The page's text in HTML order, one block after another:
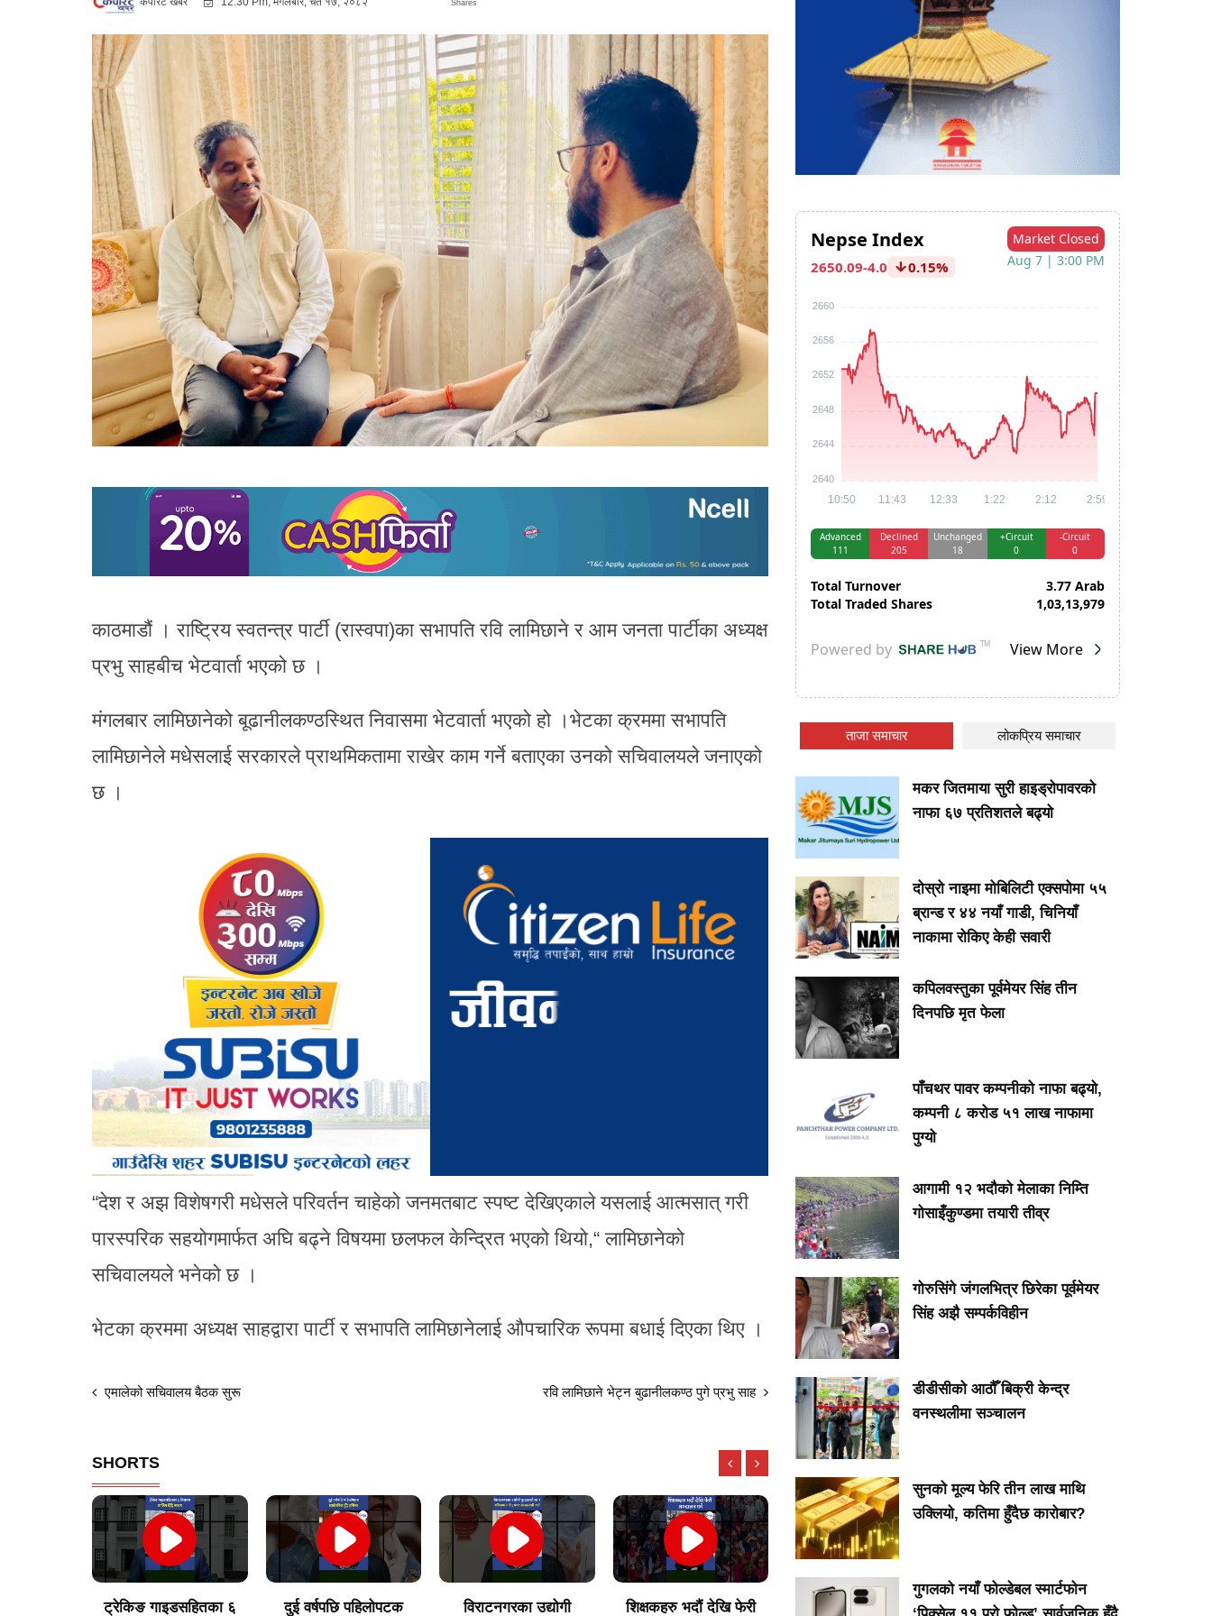
Shares
काठमाडौं । राष्ट्रिय स्वतन्त्र पार्टी (रास्वपा)का सभापति रवि लामिछाने र आम जनता पार्टीका अध्यक्ष
प्रभु साहबीच भेटवार्ता भएको छ ।
मंगलबार लामिछानेको बूढानीलकण्ठस्थित निवासमा भेटवार्ता भएको हो ।भेटका क्रममा सभापति
लामिछानेले मधेसलाई सरकारले प्राथमिकतामा राखेर काम गर्ने बताएका उनको सचिवालयले जनाएको
छ ।
“देश र अझ विशेषगरी मधेसले परिवर्तन चाहेको जनमतबाट स्पष्ट देखिएकाले यसलाई आत्मसात् गरी
पारस्परिक सहयोगमार्फत अघि बढ्ने विषयमा छलफल केन्द्रित भएको थियो,“ लामिछानेको
सचिवालयले भनेको छ ।
भेटका क्रममा अध्यक्ष साहद्वारा पार्टी र सभापति लामिछानेलाई औपचारिक रूपमा बधाई दिएका थिए ।
एमालेको सचिवालय बैठक सुरू रवि लामिछाने भेट्न बुढानीलकण्ठ पुगे प्रभु साह
SHORTS
दुई वर्षपछि पहिलोपटक
विराटनगरका उद्योगी
शिक्षकहरु भदौं देखि फेरी
अर्जेन्टिना सेमिफाइनलमा !!
जेब्रा झोला बोकेर होल्डिङ
Brain tumor to
ताजा समाचार लोकप्रिय समाचार
मकर जितमाया सुरी हाइड्रोपावरको
नाफा ६७ प्रतिशतले बढ्यो
दोस्रो नाइमा मोबिलिटी एक्सपोमा ५५
ब्रान्ड र ४४ नयाँ गाडी, चिनियाँ
नाकामा रोकिए केही सवारी
कपिलवस्तुका पूर्वमेयर सिंह तीन
दिनपछि मृत फेला
पाँचथर पावर कम्पनीको नाफा बढ्यो,
कम्पनी ८ करोड ५१ लाख नाफामा
पुग्यो
आगामी १२ भदौको मेलाका निम्ति
गोसाइँकुण्डमा तयारी तीव्र
गोरुसिंगे जंगलभित्र छिरेका पूर्वमेयर
सिंह अझै सम्पर्कविहीन
डीडीसीको आठौँ बिक्री केन्द्र
वनस्थलीमा सञ्चालन
सुनको मूल्य फेरि तीन लाख माथि
उक्लियो, कतिमा हुँदैछ कारोबार?
गुगलको नयाँ फोल्डेबल स्मार्टफोन